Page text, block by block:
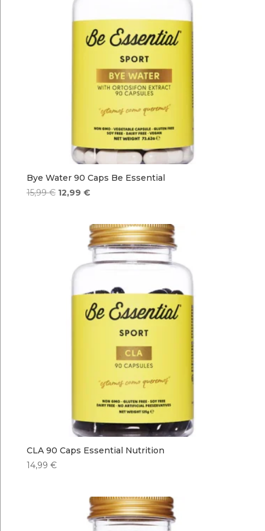
Bye Water 90 Caps Be Essential
15,99€ El
15,99 €.
12,99 €El
es:
12,99 €.
CLA 90 Caps Essential Nutrition
14,99 €